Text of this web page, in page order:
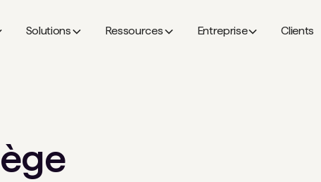
Solutions Ressources Entreprise Clients